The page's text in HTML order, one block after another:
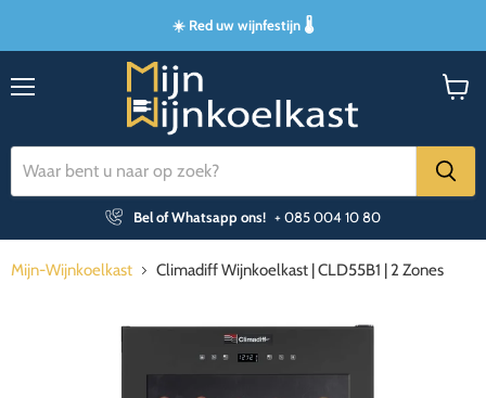
☀️ Red uw wijnfestijn 🌡️
Bel of Whatsapp ons! + 085 004 10 80
Mijn-Wijnkoelkast Climadiff Wijnkoelkast | CLD55B1 | 2 Zones